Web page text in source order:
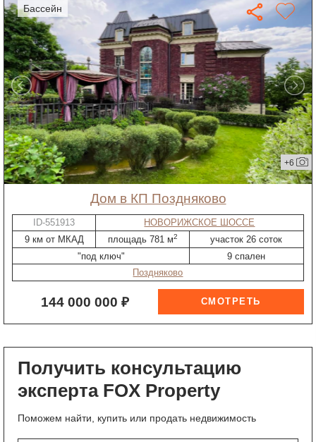
бассейн
+6
дом в КП Поздняково
ID-551913
НОВОРИЖСКОЕ ШОССЕ
9 км от МКАД
площадь 781 м2
участок 26 соток
"под ключ"
9 спален
Поздняково
144 000 000 ₽
Получить консультацию
эксперта FOX Property
Поможем найти, купить или продать недвижимость